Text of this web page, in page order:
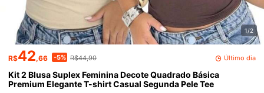
1/2
R$42,66 -5% R$44,90 Último dia
Kit 2 Blusa Suplex Feminina Decote Quadrado Básica
Premium Elegante T-shirt Casual Segunda Pele Tee